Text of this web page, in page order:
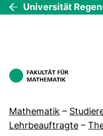
Universität
Mathematik –
Lehrbeauftragte –